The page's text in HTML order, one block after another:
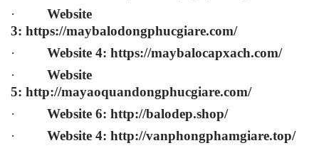
· Website
3: https://maybalodongphucgiare.com/
· Website 4: https://maybalocapxach.com/
· Website
5: http://mayaoquandongphucgiare.com/
· Website 6: http://balodep.shop/
· Website 4: http://vanphongphamgiare.top/